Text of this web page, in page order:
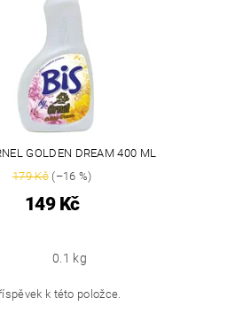
GOLDEN DREAM 400 ML
179 Kč(–16 %)
149 Kč
0.1 kg
k této položce.